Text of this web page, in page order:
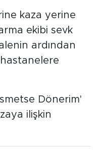
kaza yerine
ekibi sevk
ardından
Dönerim'
ilişkin